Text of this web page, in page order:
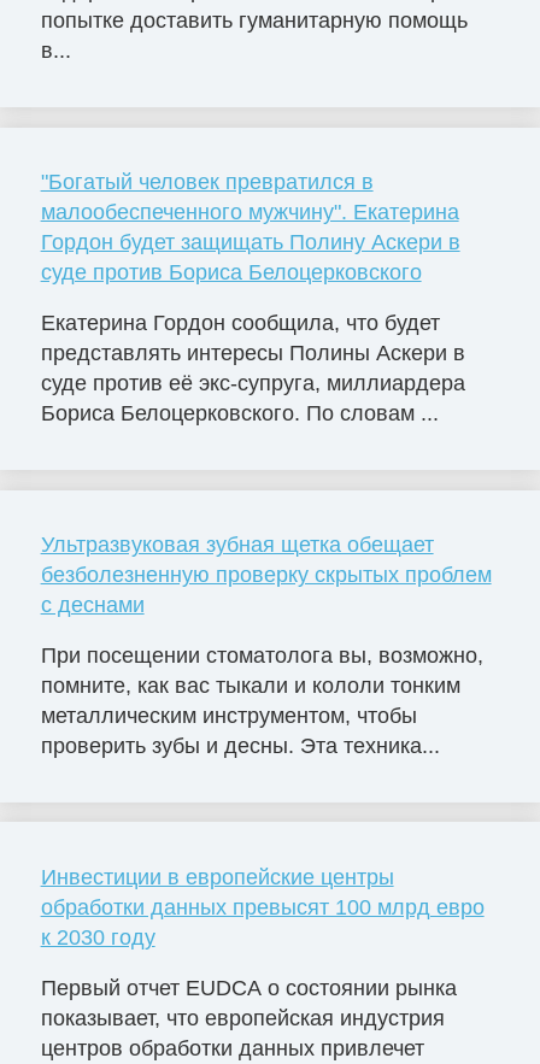
попытке доставить гуманитарную помощь
в...
"Богатый человек превратился в
малообеспеченного мужчину". Екатерина
Гордон будет защищать Полину Аскери в
суде против Бориса Белоцерковского
Екатерина Гордон сообщила, что будет
представлять интересы Полины Аскери в
суде против её экс-супруга, миллиардера
Бориса Белоцерковского. По словам ...
Ультразвуковая зубная щетка обещает
безболезненную проверку скрытых проблем
с деснами
При посещении стоматолога вы, возможно,
помните, как вас тыкали и кололи тонким
металлическим инструментом, чтобы
проверить зубы и десны. Эта техника...
Инвестиции в европейские центры
обработки данных превысят 100 млрд евро
к 2030 году
Первый отчет EUDCA о состоянии рынка
показывает, что европейская индустрия
центров обработки данных привлечет